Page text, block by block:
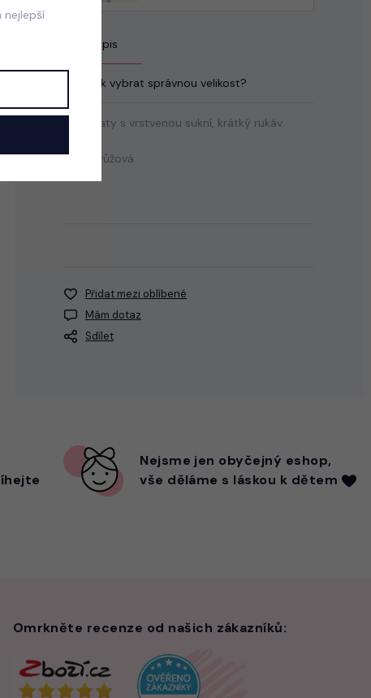
Popis
Jak vybrat správnou velikost?
Letní šaty s vrstvenou sukní, krátký rukáv.
Barva: růžová
Přidat mezi oblíbené
Mám dotaz
Sdílet
Nejsme jen obyčejný eshop,
vše děláme s láskou k dětem
Omrkněte recenze od našich zákazníků:
nejlepší